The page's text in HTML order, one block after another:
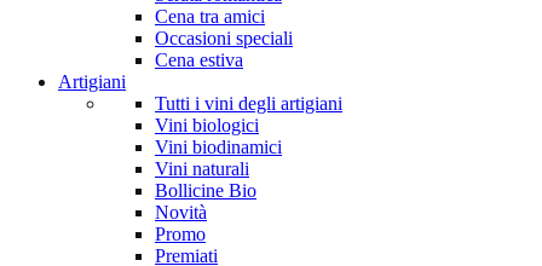
Cena tra amici
Occasioni speciali
Cena estiva
Artigiani
Tutti i vini degli artigiani
Vini biologici
Vini biodinamici
Vini naturali
Bollicine Bio
Novità
Promo
Premiati